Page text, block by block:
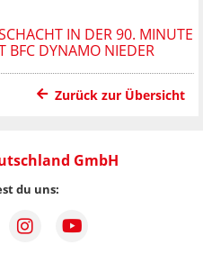
IN DER 90. MINUTE
BFC DYNAMO NIEDER
Zurück zur Übersicht
GmbH
du uns: